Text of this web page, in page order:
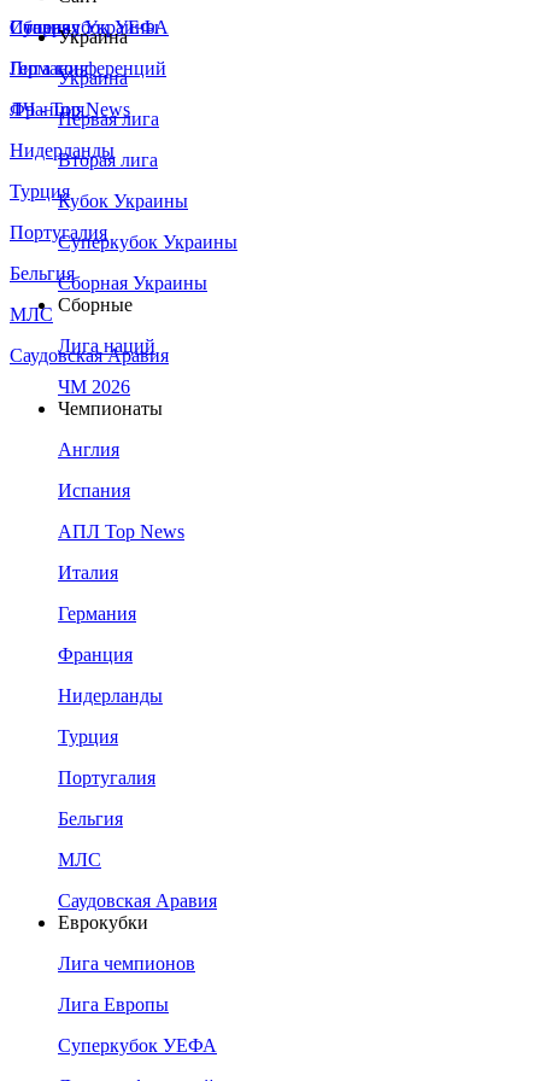
Сборная Украины
Италия
Германия
Франция
Нидерланды
Турция
Португалия
Бельгия
МЛС
Саудовская Аравия
Суперкубок УЕФА
Лига конференций
ЛЧ - Top News
Украина
Украина
Первая лига
Вторая лига
Кубок Украины
Суперкубок Украины
Сборная Украины
Сборные
Лига наций
ЧМ 2026
Чемпионаты
Англия
Испания
АПЛ Top News
Италия
Германия
Франция
Нидерланды
Турция
Португалия
Бельгия
МЛС
Саудовская Аравия
Еврокубки
Лига чемпионов
Лига Европы
Суперкубок УЕФА